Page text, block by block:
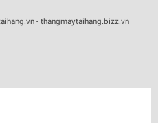
- thangmaytaihang.bizz.vn